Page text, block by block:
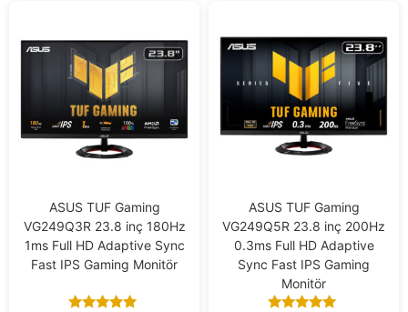
ASUS TUF Gaming
VG249Q3R 23.8 inç 180Hz
1ms Full HD Adaptive Sync
Fast IPS Gaming Monitör
ASUS TUF Gaming
VG249Q5R 23.8 inç 200Hz
0.3ms Full HD Adaptive
Sync Fast IPS Gaming
Monitör